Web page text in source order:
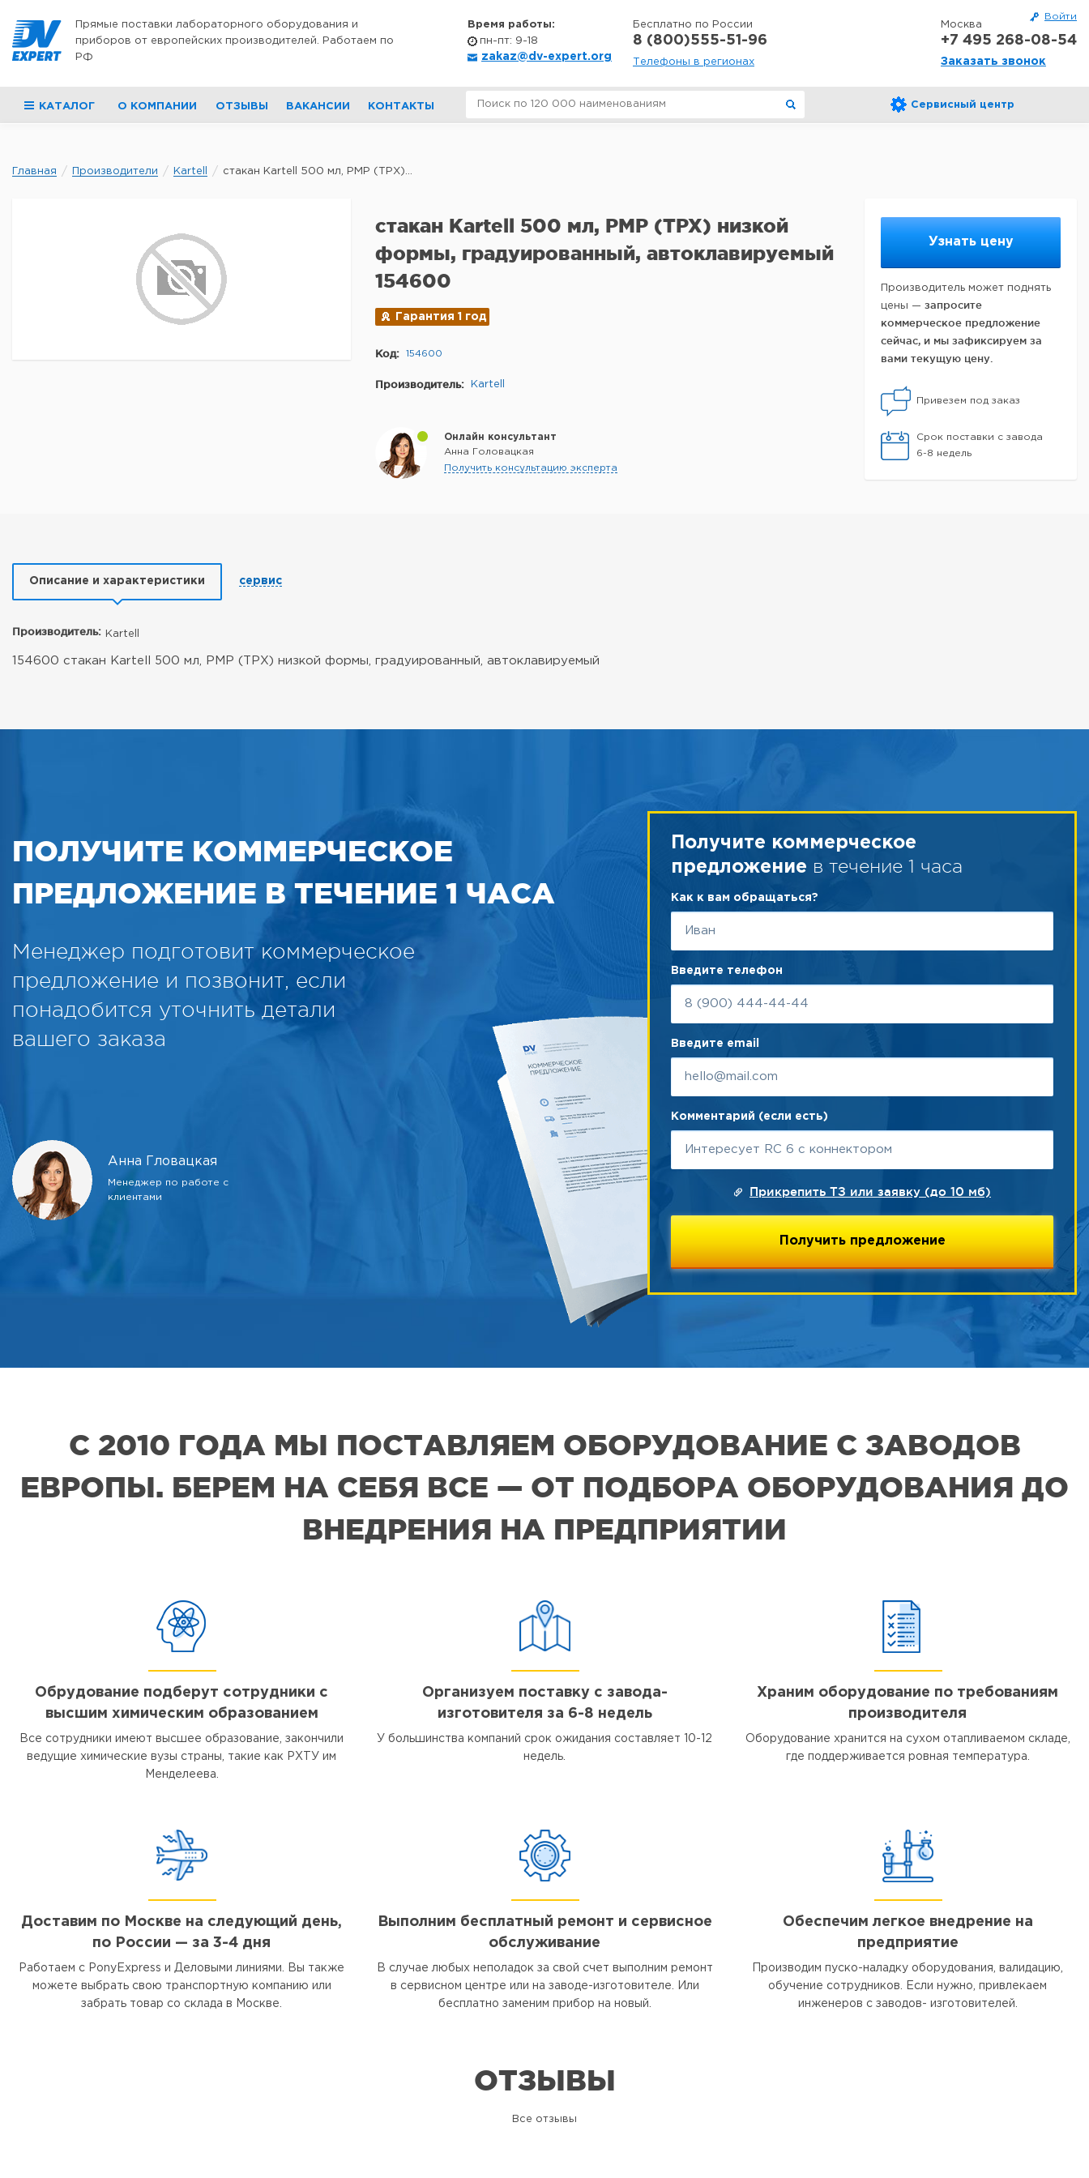
Войти
Прямые поставки лабораторного оборудования и
приборов от европейских производителей. Работаем по
РФ
Время работы:
пн-пт: 9-18
zakaz@dv-expert.org
Бесплатно по России
8 (800)555-51-96
Телефоны в регионах
Москва
+7 495 268-08-54
Заказать звонок
КАТАЛОГ О КОМПАНИИ ОТЗЫВЫ ВАКАНСИИ КОНТАКТЫ Сервисный центр
Главная Производители Kartell стакан Kartell 500 мл, PMP (TPX)...
Узнать цену
Производитель может поднять
цены — запросите
коммерческое предложение
сейчас, и мы зафиксируем за
вами текущую цену.
Привезем под заказ
Срок поставки с завода
6-8 недель
стакан Kartell 500 мл, PMP (TPX) низкой
формы, градуированный, автоклавируемый
154600
Гарантия 1 год
Код: 154600
Производитель: Kartell
Онлайн консультант
Анна Головацкая
Получить консультацию эксперта
Описание и характеристики сервис
Производитель: Kartell
154600 стакан Kartell 500 мл, PMP (TPX) низкой формы, градуированный, автоклавируемый
ПОЛУЧИТЕ КОММЕРЧЕСКОЕ
ПРЕДЛОЖЕНИЕ В ТЕЧЕНИЕ 1 ЧАСА
Менеджер подготовит коммерческое
предложение и позвонит, если
понадобится уточнить детали
вашего заказа
Анна Гловацкая
Менеджер по работе с
клиентами
Получите коммерческое
предложение в течение 1 часа
Как к вам обращаться?
Введите телефон
Введите email
Комментарий (если есть)
Прикрепить ТЗ или заявку (до 10 мб)
С 2010 ГОДА МЫ ПОСТАВЛЯЕМ ОБОРУДОВАНИЕ С ЗАВОДОВ
ЕВРОПЫ. БЕРЕМ НА СЕБЯ ВСЕ — ОТ ПОДБОРА ОБОРУДОВАНИЯ ДО
ВНЕДРЕНИЯ НА ПРЕДПРИЯТИИ
Обрудование подберут сотрудники с
высшим химическим образованием
Все сотрудники имеют высшее образование, закончили
ведущие химические вузы страны, такие как РХТУ им
Менделеева.
Организуем поставку с завода-
изготовителя за 6-8 недель
У большинства компаний срок ожидания составляет 10-12
недель.
Храним оборудование по требованиям
производителя
Оборудование хранится на сухом отапливаемом складе,
где поддерживается ровная температура.
Доставим по Москве на следующий день,
по России — за 3-4 дня
Работаем с PonyExpress и Деловыми линиями. Вы также
можете выбрать свою транспортную компанию или
забрать товар со склада в Москве.
Выполним бесплатный ремонт и сервисное
обслуживание
В случае любых неполадок за свой счет выполним ремонт
в сервисном центре или на заводе-изготовителе. Или
бесплатно заменим прибор на новый.
Обеспечим легкое внедрение на
предприятие
Производим пуско-наладку оборудования, валидацию,
обучение сотрудников. Если нужно, привлекаем
инженеров с заводов- изготовителей.
ОТЗЫВЫ
Все отзывы